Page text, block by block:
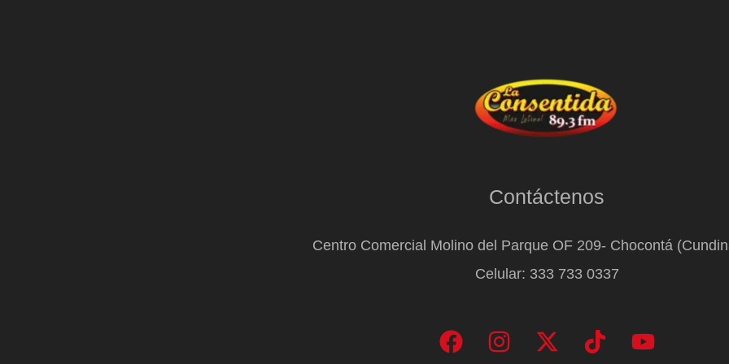
Contáctenos
Centro Comercial Molino del Parque OF 209- Chocontá
Celular: 333 733 0337